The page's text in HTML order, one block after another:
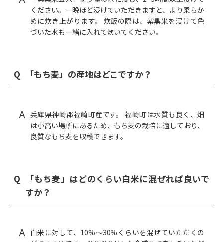
ください。一晩ほど浸けていただきますと、より柔らか
めに炊き上がります。 炊飯の際は、紫黒米を浸けて色
づいた水も一緒に入れて炊いてください。
Q 「もち麦」の産地はどこですか？
A 兵庫県神崎郡福崎町産です。 福崎町は水質も良く、畑
は小高い場所にあるため、もち麦の栽培に適しており、
良質なもち麦を収穫できます。
Q
「もち麦」はどのくらい白米に混ぜれば良いで
すか？
A 白米に対して、10%～30%くらいを混ぜていただくの